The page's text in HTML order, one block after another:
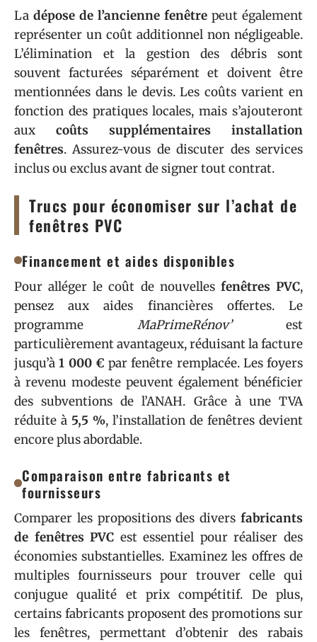
La dépose de l’ancienne fenêtre peut également
représenter un coût additionnel non négligeable.
L’élimination et la gestion des débris sont
souvent facturées séparément et doivent être
mentionnées dans le devis. Les coûts varient en
fonction des pratiques locales, mais s’ajouteront
aux coûts supplémentaires installation
fenêtres. Assurez-vous de discuter des services
inclus ou exclus avant de signer tout contrat.
Trucs pour économiser sur l’achat de
fenêtres PVC
Financement et aides disponibles
Pour alléger le coût de nouvelles fenêtres PVC,
pensez aux aides financières offertes. Le
programme MaPrimeRénov’est
particulièrement avantageux, réduisant la facture
jusqu’à1 000 € par fenêtre remplacée. Les foyers
à revenu modeste peuvent également bénéficier
des subventions de l’ANAH. Grâce à une TVA
réduite à 5,5 %, l’installation de fenêtres devient
encore plus abordable.
Comparaison entre fabricants et
fournisseurs
Comparer les propositions des divers fabricants
de fenêtres PVC est essentiel pour réaliser des
économies substantielles. Examinez les offres de
multiples fournisseurs pour trouver celle qui
conjugue qualité et prix compétitif. De plus,
certains fabricants proposent des promotions sur
les fenêtres, permettant d’obtenir des rabais